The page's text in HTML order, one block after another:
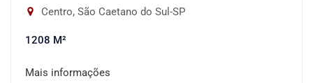
Centro, São Caetano do Sul-SP
1208 M²
Mais informações